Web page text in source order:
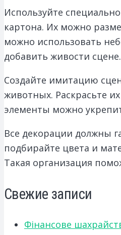
Используйте
картона. Их можно
можно использовать
добавить живости сцене.
Создайте имитацию
животных. Раскрасьте
элементы можно
Все декорации должны
подбирайте цвета и
Такая организация
Свежие записи
Фінансове